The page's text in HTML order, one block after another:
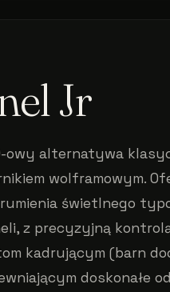
Jr
owy alternatywa
wolframowym.
świetlnego
z precyzyjną
kadrującym (barn
doskonałe